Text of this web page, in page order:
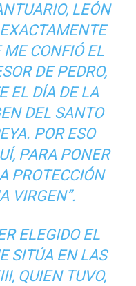
LEÓN
ME CONFIÓ EL
DE PEDRO,
EL DÍA DE LA
DEL SANTO
POR ESO
PARA PONER
PROTECCIÓN
VIRGEN”.
ELEGIDO EL
SITÚA EN LAS
QUIEN TUVO,